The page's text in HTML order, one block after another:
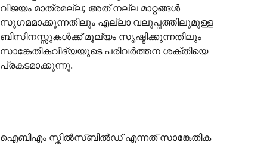
വിജയം മാത്രമല്ല; അത് നല്ല മാറ്റങ്ങൾ
സുഗമമാക്കുന്നതിലും എല്ലാ വലുപ്പത്തിലുമുള്ള
ബിസിനസ്സുകൾക്ക് മൂല്യം സൃഷ്ടിക്കുന്നതിലും
സാങ്കേതികവിദ്യയുടെ പരിവർത്തന ശക്തിയെ
പ്രകടമാക്കുന്നു.
ഐബിഎം സ്കിൽസ്ബിൽഡ് എന്നത് സാങ്കേതിക